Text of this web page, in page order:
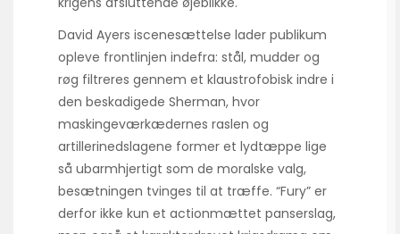
David Ayers iscenesættelse lader publikum
opleve frontlinjen indefra: stål, mudder og
røg filtreres gennem et klaustrofobisk indre i
den beskadigede Sherman, hvor
maskingeværkædernes raslen og
artillerinedslagene former et lydtæppe lige
så ubarmhjertigt som de moralske valg,
besætningen tvinges til at træffe. “Fury” er
derfor ikke kun et actionmættet panserslag,